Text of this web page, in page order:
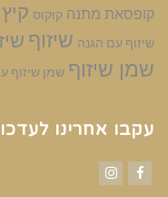
קופסאת מתנה קוקוס קיץ
שיזוף עם הגנה שיזוף
שמן שיזוף שמן שיזוף
עקבו אחרינו